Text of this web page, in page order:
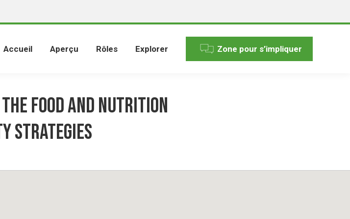
Accueil Aperçu Rôles Explorer Zone pour s’impliquer
Food and Nutrition
Strategies